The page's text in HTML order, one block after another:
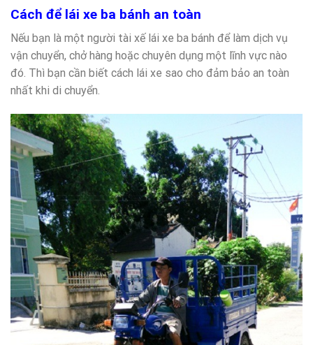
Cách để lái xe ba bánh an toàn
Nếu bạn là một người tài xế lái xe ba bánh để làm dịch vụ
vận chuyển, chở hàng hoặc chuyên dụng một lĩnh vực nào
đó. Thì bạn cần biết cách lái xe sao cho đảm bảo an toàn
nhất khi di chuyển.